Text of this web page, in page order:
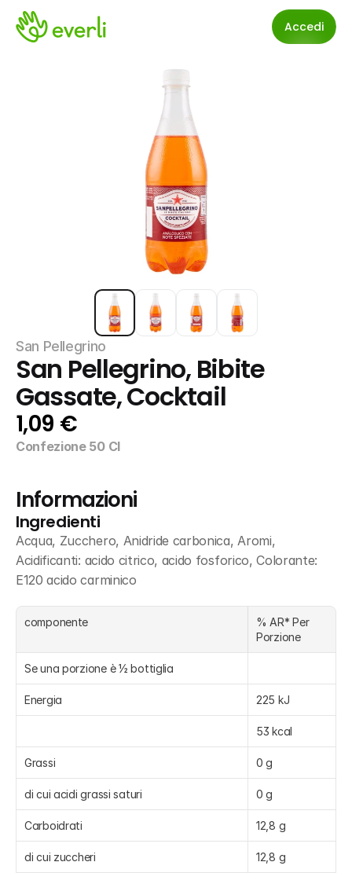
Accedi
San Pellegrino
San Pellegrino, Bibite
Gassate, Cocktail
1,09 €
Confezione 50 Cl
Informazioni
Ingredienti
Acqua, Zucchero, Anidride carbonica, Aromi,
Acidificanti: acido citrico, acido fosforico, Colorante:
E120 acido carminico
componente
% AR* Per
Porzione
Se una porzione è ½ bottiglia
Energia 225 kJ
53 kcal
Grassi 0 g
di cui acidi grassi saturi 0 g
Carboidrati 12,8 g
di cui zuccheri 12,8 g